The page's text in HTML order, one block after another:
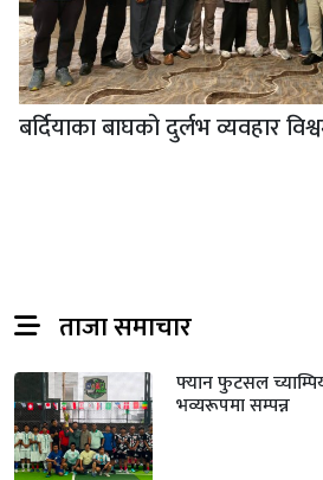
बर्दियाका बाघको दुर्लभ व्यवहार
ताजा समाचार
फ्यान फुटसल
भव्यरूपमा सम्पन्न